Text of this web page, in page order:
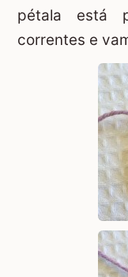
pétala está
correntes e